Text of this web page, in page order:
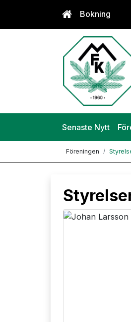
Bokning
Senaste Nytt
Föreningen